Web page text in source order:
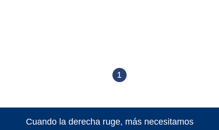
1
Cuando la derecha ruge, más necesitamos